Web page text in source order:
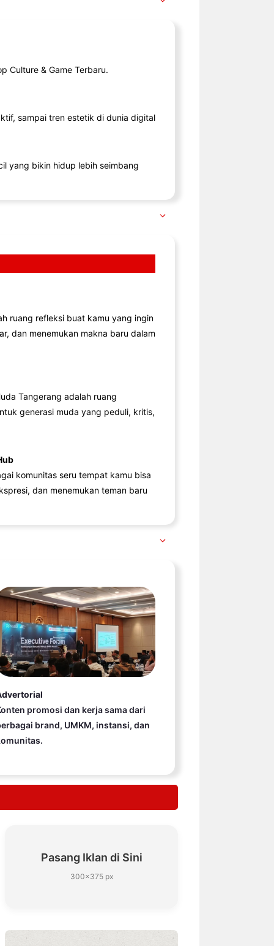
Culture & Game Terbaru.
sampai tren estetik di dunia digital
yang bikin hidup lebih seimbang
ruang refleksi buat kamu yang ingin
dan menemukan makna baru dalam
Tangerang adalah ruang
generasi muda yang peduli, kritis,
komunitas seru tempat kamu bisa
dan menemukan teman baru
promosi dan kerja sama dari
brand, UMKM, instansi, dan
Pasang Iklan di Sini
300×375 px